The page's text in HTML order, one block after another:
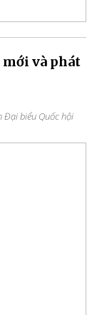
và phát
Đại biểu Quốc hội